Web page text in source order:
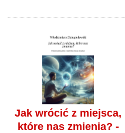
Jak wrócić z miejsca,
które nas zmienia? -